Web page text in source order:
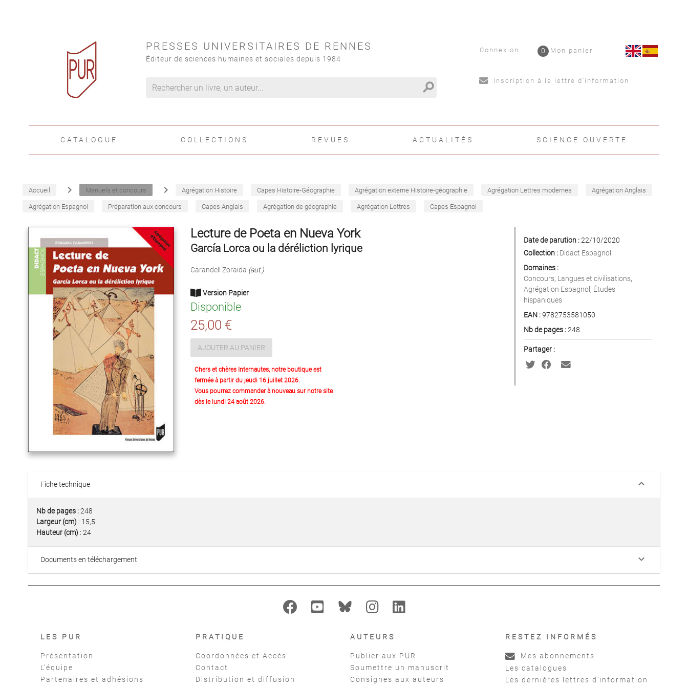
PRESSES UNIVERSITAIRES DE RENNES
Éditeur de sciences humaines et sociales depuis 1984
search
Connexion Mon panier
0
Inscription à la lettre d'information
CATALOGUE COLLECTIONS REVUES ACTUALITÉS SCIENCE OUVERTE
Accueil navigate_next Manuels et concours navigate_next Agrégation Histoire Capes Histoire-Géographie Agrégation externe Histoire-géographie Agrégation Lettres modernes Agrégation Anglais
Agrégation Espagnol Préparation aux concours Capes Anglais Agrégation de géographie Agrégation Lettres Capes Espagnol
Lecture de Poeta en Nueva York
García Lorca ou la déréliction lyrique
Carandell Zoraida (aut.)
Version Papier
Disponible
25,00 €
AJOUTER AU PANIER
Chers et chères Internautes, notre boutique est
fermée à partir du jeudi 16 juillet 2026.
Vous pourrez commander à nouveau sur notre site
dès le lundi 24 août 2026.
Date de parution :22/10/2020
Collection : Didact Espagnol
Domaines :
Concours, Langues et civilisations,
Agrégation Espagnol , Études
hispaniques
EAN :9782753581050
Nb de pages :248
Partager :
Fiche technique keyboard_arrow_down
Nb de pages :248
Largeur (cm) : 15,5
Hauteur (cm) : 24
Documents en téléchargement keyboard_arrow_down
LES PUR
Présentation
L'équipe
Partenaires et adhésions
PRATIQUE
Coordonnées et Accès
Contact
Distribution et diffusion
AUTEURS
Publier aux PUR
Soumettre un manuscrit
Consignes aux auteurs
RESTEZ INFORMÉS
Mes abonnements
Les catalogues
Les dernières lettres d'information